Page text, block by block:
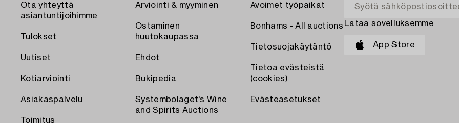
Ota yhteyttä
asiantuntijoihimme
Tulokset
Uutiset
Kotiarviointi
Asiakaspalvelu
Toimitus
Arviointi & myyminen
Ostaminen
huutokaupassa
Ehdot
Bukipedia
Systembolaget's Wine
and Spirits Auctions
Avoimet työpaikat
Bonhams - All auctions
Tietosuojakäytäntö
Tietoa evästeistä
(cookies)
Evästeasetukset
Lataa sovelluksemme
App Store